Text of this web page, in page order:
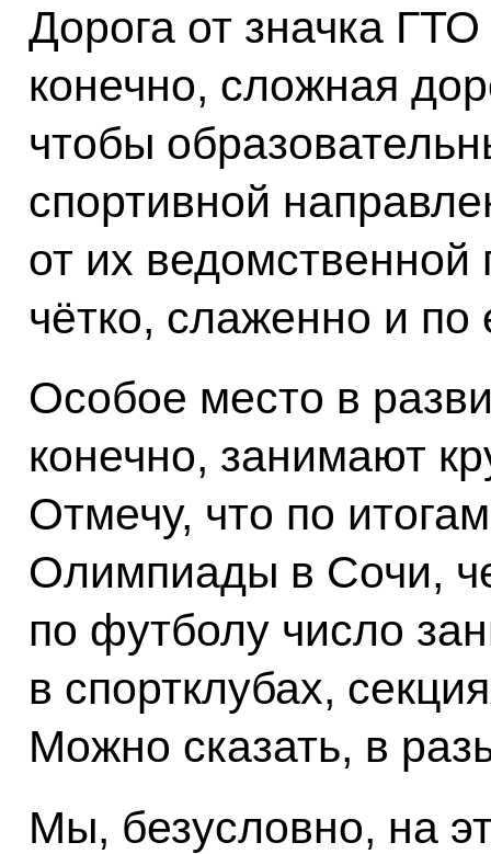
Дорога от значка
конечно, сложная
чтобы
спортивной
от их
чётко, слаженно и
Особое место в
конечно, занимают
Отмечу, что по
Олимпиады в Сочи,
по футболу число
в спортклубах,
Можно сказать, в
Мы, безусловно, на